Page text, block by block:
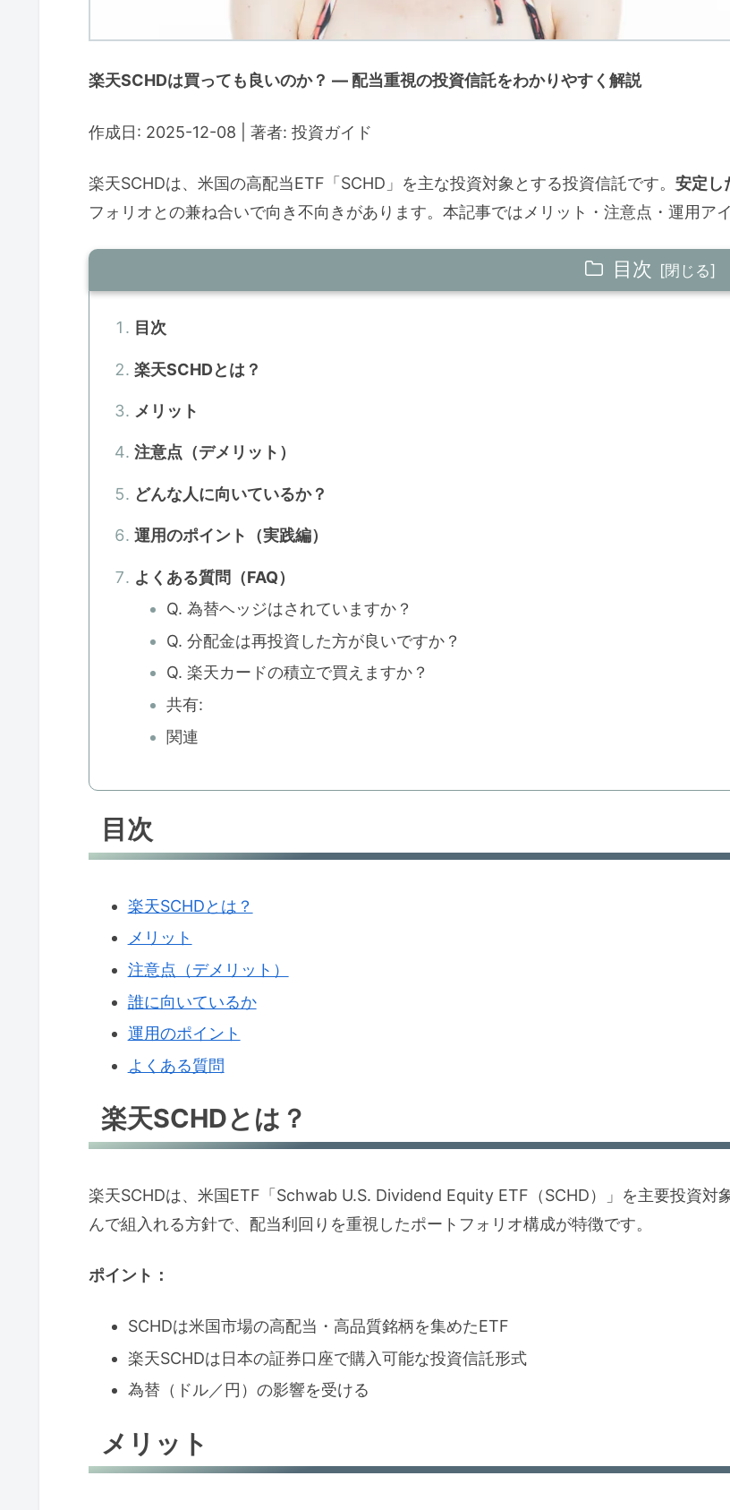
楽天SCHDは買っても良いのか？ — 配当重視の投資信託をわかりやすく解説
作成日: 2025-12-08 | 著者: 投資ガイド
楽天SCHDは、米国の高配当ETF「SCHD」を主な投資対象とする投資信託です。 安定し
フォリオとの兼ね合いで向き不向きがあります。本記事ではメリット・注意点・運用ア
目次
目次
楽天SCHDとは？
メリット
注意点（デメリット）
どんな人に向いているか？
運用のポイント（実践編）
よくある質問（FAQ）
Q. 為替ヘッジはされていますか？
Q. 分配金は再投資した方が良いですか？
Q. 楽天カードの積立で買えますか？
共有:
関連
目次
楽天SCHDとは？
メリット
注意点（デメリット）
誰に向いているか
運用のポイント
よくある質問
楽天SCHDとは？
楽天SCHDは、米国ETF「Schwab U.S. Dividend Equity ETF（SCHD）」を主要投資対
んで組入れる方針で、配当利回りを重視したポートフォリオ構成が特徴です。
ポイント：
SCHDは米国市場の高配当・高品質銘柄を集めたETF
楽天SCHDは日本の証券口座で購入可能な投資信託形式
為替（ドル／円）の影響を受ける
メリット